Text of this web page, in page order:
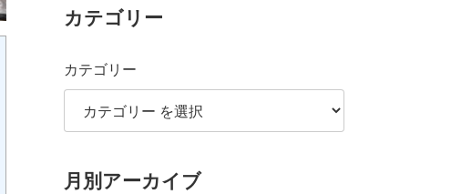
カテゴリー
カテゴリー
月別アーカイブ